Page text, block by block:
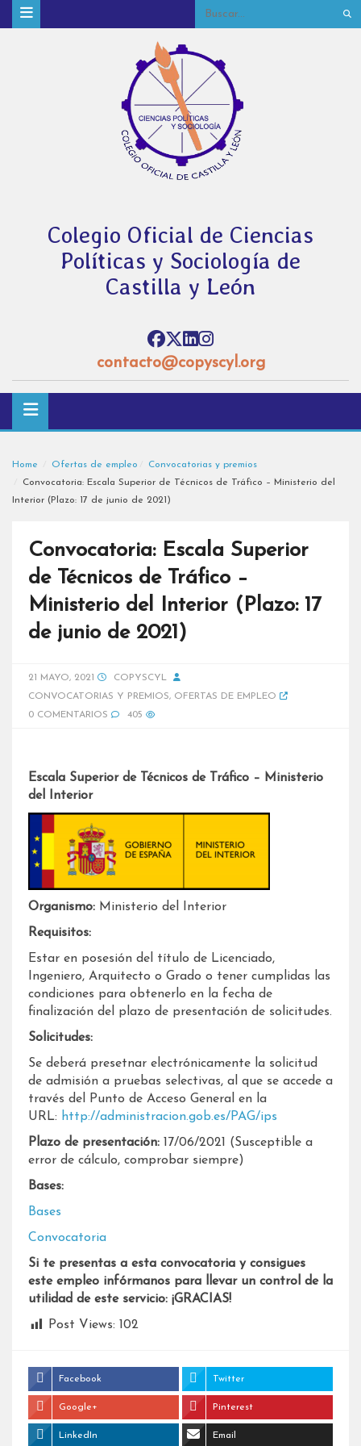
Colegio Oficial de Ciencias
Políticas y Sociología de
Castilla y León
contacto@copyscyl.org
Home Ofertas de empleo
Convocatorias y premios
Convocatoria: Escala Superior de Técnicos de Tráfico – Ministerio del
Interior (Plazo: 17 de junio de 2021)
Convocatoria: Escala Superior
de Técnicos de Tráfico –
Ministerio del Interior (Plazo: 17
de junio de 2021)
21 MAYO, 2021
COPYSCYL
CONVOCATORIAS Y PREMIOS, OFERTAS DE EMPLEO
0 COMENTARIOS
405
Escala Superior de Técnicos de Tráfico – Ministerio
del Interior
Organismo: Ministerio del Interior
Requisitos:
Estar en posesión del título de Licenciado,
Ingeniero, Arquitecto o Grado o tener cumplidas las
condiciones para obtenerlo en la fecha de
finalización del plazo de presentación de solicitudes.
Solicitudes:
Se deberá presetnar electrónicamente la solicitud
de admisión a pruebas selectivas, al que se accede a
través del Punto de Acceso General en la
URL: http://administracion.gob.es/PAG/ips
Plazo de presentación: 17/06/2021 (Susceptible a
error de cálculo, comprobar siempre)
Bases:
Bases
Convocatoria
Si te presentas a esta convocatoria y consigues
este empleo infórmanos para llevar un control de la
utilidad de este servicio: ¡GRACIAS!
Post Views: 102
Facebook Twitter
Google+ Pinterest
LinkedIn Email